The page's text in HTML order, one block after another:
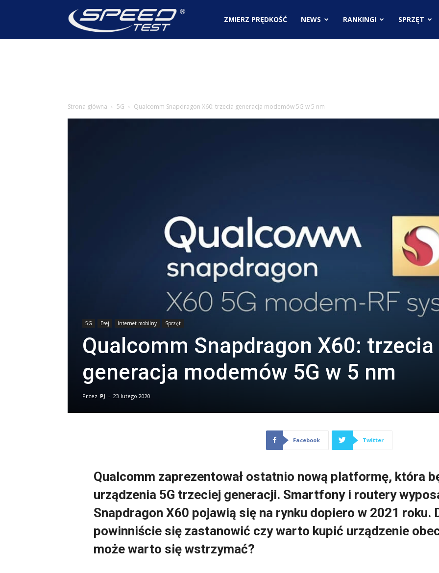
SpeedTest.plZMIERZ PRĘDKOŚĆ NEWS RANKINGI SPRZĘT
Strona główna 5G Qualcomm Snapdragon X60: trzecia generacja modemów 5G w 5 nm
5G Esej Internet mobilny Sprzęt
Qualcomm Snapdragon X60: trzecia
generacja modemów 5G w 5 nm
Przez PJ - 23 lutego 2020
Facebook Twitter
Qualcomm zaprezentował ostatnio nową platformę, która
urządzenia 5G trzeciej generacji. Smartfony i routery
Snapdragon X60 pojawią się na rynku dopiero w 2021 roku.
powinniście się zastanowić czy warto kupić urządzenie
może warto się wstrzymać?